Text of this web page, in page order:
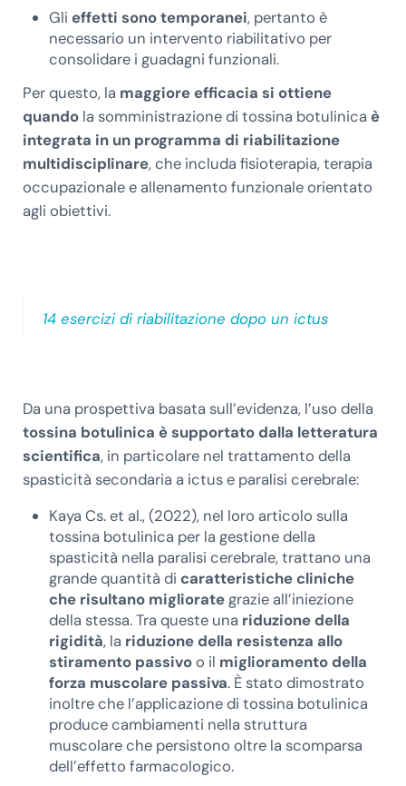
Gli effetti sono temporanei, pertanto è
necessario un intervento riabilitativo per
consolidare i guadagni funzionali.
Per questo, la maggiore efficacia si ottiene
quandola somministrazione di tossina botulinica è
integrata in un programma di riabilitazione
multidisciplinare, che includa fisioterapia, terapia
occupazionale e allenamento funzionale orientato
agli obiettivi.
14 esercizi di riabilitazione dopo un ictus
Da una prospettiva basata sull’evidenza, l’uso della
tossina botulinica è supportato dalla letteratura
scientifica, in particolare nel trattamento della
spasticità secondaria a ictus e paralisi cerebrale:
Kaya Cs. et al., (2022), nel loro articolo sulla
tossina botulinica per la gestione della
spasticità nella paralisi cerebrale, trattano una
grande quantità di caratteristiche cliniche
che risultano migliorategrazie all’iniezione
della stessa. Tra queste una riduzione della
rigidità, la riduzione della resistenza allo
stiramento passivoo il miglioramento della
forza muscolare passiva. È stato dimostrato
inoltre che l’applicazione di tossina botulinica
produce cambiamenti nella struttura
muscolare che persistono oltre la scomparsa
dell’effetto farmacologico.